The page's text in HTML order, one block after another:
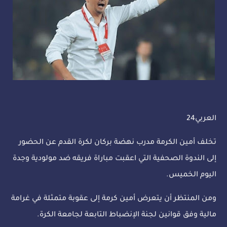
العربي24
تخلف أمين الكرمة مدرب نهضة بركان لكرة القدم عن الحضور
إلى الندوة الصحفية التي اعقبت مباراة فريقه ضد مولودية وجدة
اليوم الخميس.
ومن المنتظر أن يتعرض أمين كرمة إلى عقوبة متمثلة في غرامة
مالية وفق قوانين لجنة الإنضباط التابعة لجامعة الكرة.